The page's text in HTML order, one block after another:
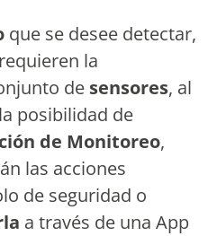
que se desee detectar,
la
de sensores, al
posibilidad de
de Monitoreo,
las acciones
de seguridad o
a través de una App